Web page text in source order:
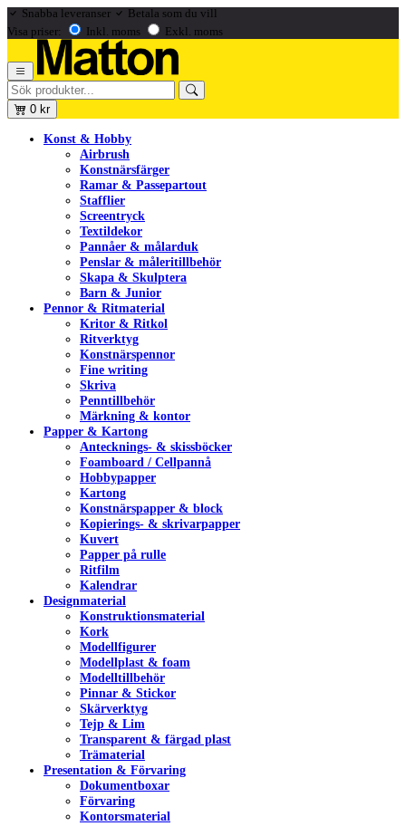
Snabba leveranser
Betala som du vill
Visa priser:
Inkl. moms Exkl. moms
0 kr
Konst & Hobby
Airbrush
Konstnärsfärger
Ramar & Passepartout
Stafflier
Screentryck
Textildekor
Pannåer & målarduk
Penslar & måleritillbehör
Skapa & Skulptera
Barn & Junior
Pennor & Ritmaterial
Kritor & Ritkol
Ritverktyg
Konstnärspennor
Fine writing
Skriva
Penntillbehör
Märkning & kontor
Papper & Kartong
Antecknings- & skissböcker
Foamboard / Cellpannå
Hobbypapper
Kartong
Konstnärspapper & block
Kopierings- & skrivarpapper
Kuvert
Papper på rulle
Ritfilm
Kalendrar
Designmaterial
Konstruktionsmaterial
Kork
Modellfigurer
Modellplast & foam
Modelltillbehör
Pinnar & Stickor
Skärverktyg
Tejp & Lim
Transparent & färgad plast
Trämaterial
Presentation & Förvaring
Dokumentboxar
Förvaring
Kontorsmaterial